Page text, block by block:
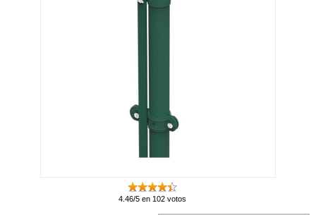
4.46/5 en 102 votos